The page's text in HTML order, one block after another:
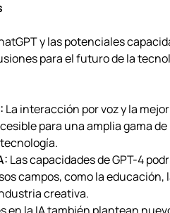
y las potenciales
para el futuro de la
La interacción por voz y la
para una amplia gama
Las capacidades de GPT-4
campos, como la
creativa.
en la IA también plantean